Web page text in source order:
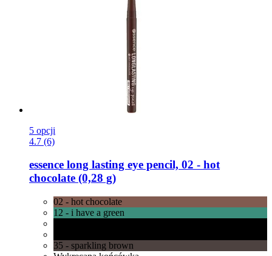
5 opcji
4.7 (6)
essence long lasting eye pencil, 02 -​ hot
chocolate (0,28 g)
02 - hot chocolate
12 - i have a green
35 - sparkling brown